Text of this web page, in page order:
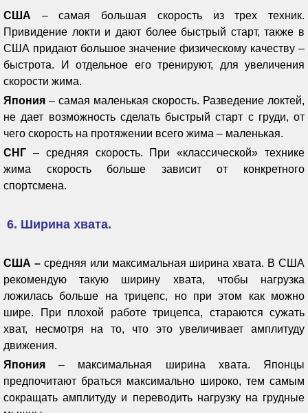
США – самая большая скорость из трех техник.
Привидение локти и дают более быстрый старт, также в
США придают большое значение физическому качеству –
быстрота. И отдельное его тренируют, для увеличения
скорости жима.
Япония – самая маленькая скорость. Разведение локтей,
не дает возможность сделать быстрый старт с груди, от
чего скорость на протяжении всего жима – маленькая.
СНГ – средняя скорость. При «классической» технике
жима скорость больше зависит от конкретного
спортсмена.
6. Ширина хвата.
США –средняя или максимальная ширина хвата. В США
рекомендую такую ширину хвата, чтобы нагрузка
ложилась больше на трицепс, но при этом как можно
шире. При плохой работе трицепса, стараются сужать
хват, несмотря на то, что это увеличивает амплитуду
движения.
Япония– максимальная ширина хвата. Японцы
предпочитают браться максимально широко, тем самым
сокращать амплитуду и переводить нагрузку на грудные